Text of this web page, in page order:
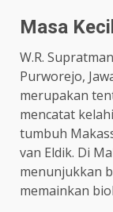
Masa
W.R.
Purworejo,
merupakan
mencatat
tumbuh
van Eldik. Di
menunjukkan
memainkan